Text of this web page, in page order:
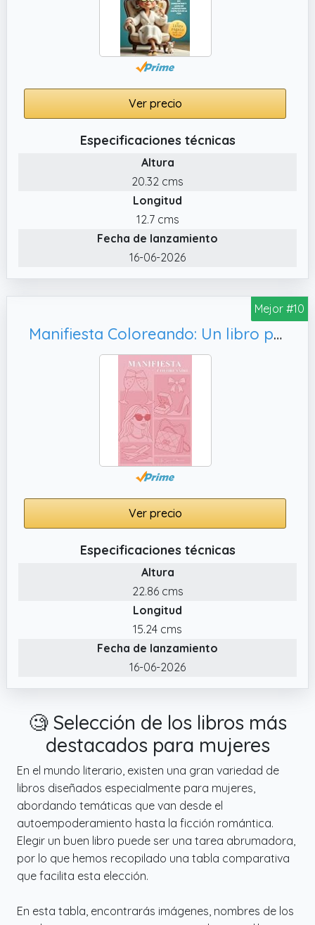
Ver precio
Especificaciones técnicas
Altura
20.32 cms
Longitud
12.7 cms
Fecha de lanzamiento
16-06-2026
Mejor #10
Manifiesta Coloreando: Un libro para atraer abundancia, amor y la vida de tus sueños. (LEY DE ATRACCIÓN PARA MUJERES) (Libros sobre la Ley de la Atracción para Mujeres)
Ver precio
Especificaciones técnicas
Altura
22.86 cms
Longitud
15.24 cms
Fecha de lanzamiento
16-06-2026
🧐 Selección de los libros más
destacados para mujeres
En el mundo literario, existen una gran variedad de
libros diseñados especialmente para mujeres,
abordando temáticas que van desde el
autoempoderamiento hasta la ficción romántica.
Elegir un buen libro puede ser una tarea abrumadora,
por lo que hemos recopilado una tabla comparativa
que facilita esta elección.
En esta tabla, encontrarás imágenes, nombres de los